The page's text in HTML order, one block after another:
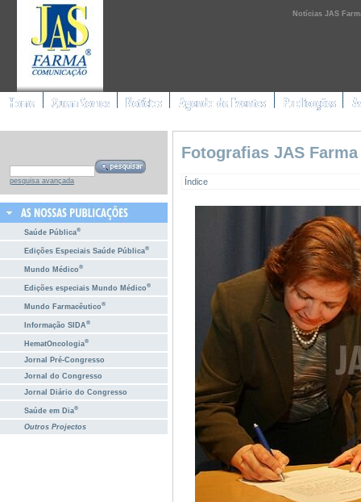
Notícias JAS
pesquisa avançada
Saúde Pública®
Edições Especiais Saúde Pública®
Mundo Médico®
Edições especiais Mundo Médico®
Mundo Farmacêutico®
Informação SIDA®
HematOncologia®
Jornal Pré-Congresso
Jornal do Congresso
Jornal Diário do Congresso
Saúde em Dia®
Outros Projectos
Fotografias JAS
Índice